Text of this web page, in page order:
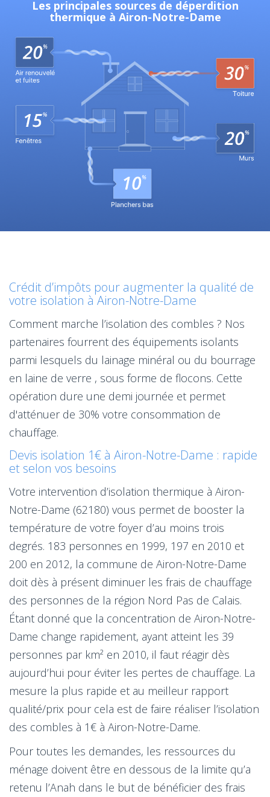
Les principales sources de déperdition
thermique à Airon-Notre-Dame
Crédit d’impôts pour augmenter la qualité de
votre isolation à Airon-Notre-Dame
Comment marche l’isolation des combles ? Nos
partenaires fourrent des équipements isolants
parmi lesquels du lainage minéral ou du bourrage
en laine de verre , sous forme de flocons. Cette
opération dure une demi journée et permet
d'atténuer de 30% votre consommation de
chauffage.
Devis isolation 1€ à Airon-Notre-Dame : rapide
et selon vos besoins
Votre intervention d’isolation thermique à Airon-
Notre-Dame (62180) vous permet de booster la
température de votre foyer d’au moins trois
degrés. 183 personnes en 1999, 197 en 2010 et
200 en 2012, la commune de Airon-Notre-Dame
doit dès à présent diminuer les frais de chauffage
des personnes de la région Nord Pas de Calais.
Étant donné que la concentration de Airon-Notre-
Dame change rapidement, ayant atteint les 39
personnes par km² en 2010, il faut réagir dès
aujourd’hui pour éviter les pertes de chauffage. La
mesure la plus rapide et au meilleur rapport
qualité/prix pour cela est de faire réaliser l’isolation
des combles à 1€ à Airon-Notre-Dame.
Pour toutes les demandes, les ressources du
ménage doivent être en dessous de la limite qu’a
retenu l’Anah dans le but de bénéficier des frais